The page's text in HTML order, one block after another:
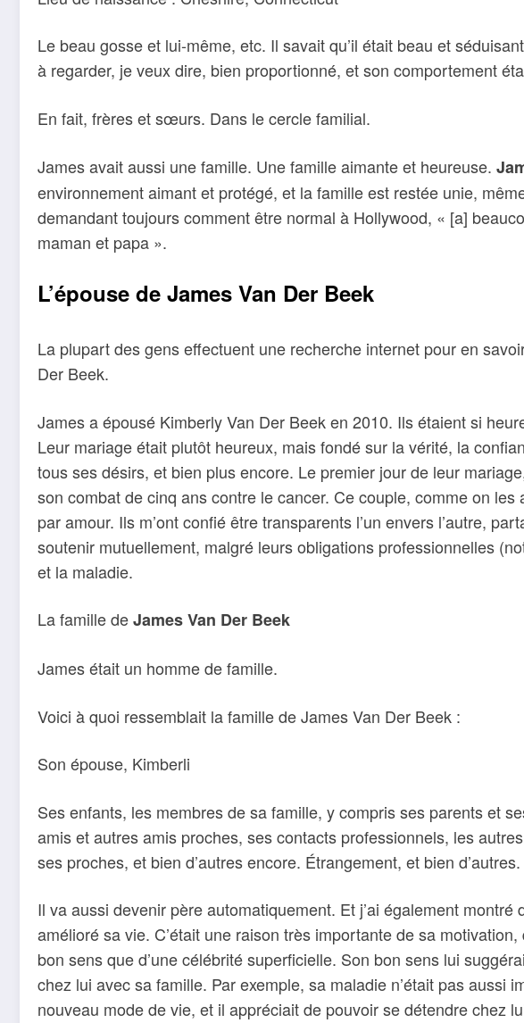
Le beau gosse et lui-même, etc. Il savait qu’il était beau et
à regarder, je veux dire, bien proportionné, et son comportement
En fait, frères et sœurs. Dans le cercle familial.
James avait aussi une famille. Une famille aimante et heureuse.
environnement aimant et protégé, et la famille est restée unie,
demandant toujours comment être normal à Hollywood, « [a]
maman et papa ».
L’épouse de James Van Der Beek
La plupart des gens effectuent une recherche internet pour en
Der Beek.
James a épousé Kimberly Van Der Beek en 2010. Ils étaient si
Leur mariage était plutôt heureux, mais fondé sur la vérité, la
tous ses désirs, et bien plus encore. Le premier jour de leur
son combat de cinq ans contre le cancer. Ce couple, comme on les
par amour. Ils m’ont confié être transparents l’un envers l’autre,
soutenir mutuellement, malgré leurs obligations professionnelles
et la maladie.
La famille deJames Van Der Beek
James était un homme de famille.
Voici à quoi ressemblait la famille de James Van Der Beek :
Son épouse, Kimberli
Ses enfants, les membres de sa famille, y compris ses parents et
amis et autres amis proches, ses contacts professionnels, les
ses proches, et bien d’autres encore. Étrangement, et bien d’autres.
Il va aussi devenir père automatiquement. Et j’ai également montré
amélioré sa vie. C’était une raison très importante de sa
bon sens que d’une célébrité superficielle. Son bon sens lui
chez lui avec sa famille. Par exemple, sa maladie n’était pas aussi
nouveau mode de vie, et il appréciait de pouvoir se détendre chez